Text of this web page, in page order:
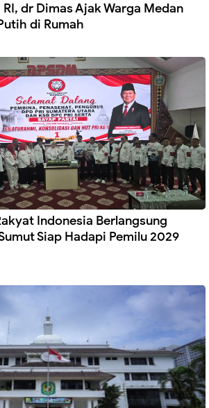
RI, dr Dimas Ajak Warga Medan
di Rumah
Indonesia Berlangsung
Siap Hadapi Pemilu 2029